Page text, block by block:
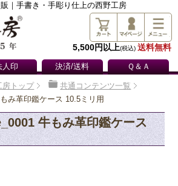
｜手書き・手彫り仕上の西野工房
5,500円以上(税込) 送料無料
人印 決済/送料 Ｑ＆Ａ
房トップ
共通コンテンツ一覧
み革印鑑ケース 10.5ミリ用
牛もみ革印鑑ケース